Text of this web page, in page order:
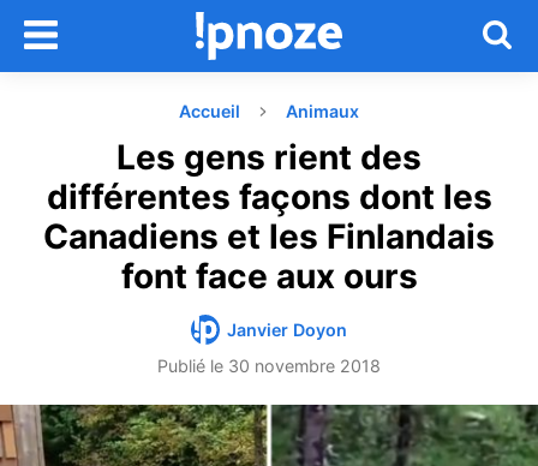
Accueil Animaux
Les gens rient des
différentes façons dont les
Canadiens et les Finlandais
font face aux ours
Janvier Doyon
Publié le 30 novembre 2018